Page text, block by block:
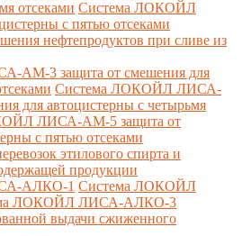
отсеками Система ЛОКОЙЛ
с пятью отсеками
нефтепродуктов при сливе из
3 защита от смешения для
Система ЛОКОЙЛ ЛИСА-
для автоцистерны с четырьмя
ЛИСА-AM-5 защита от
с пятью отсеками
этилового спирта и
продукции
AЛКО-1 Система ЛОКОЙЛ
ЛОКОЙЛ ЛИСА-АЛКО-3
выдачи сжиженного